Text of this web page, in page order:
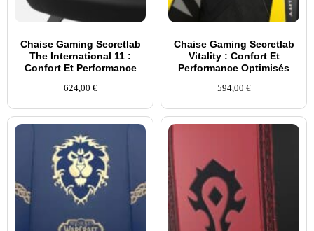
Chaise Gaming Secretlab
The International 11 :
Confort Et Performance
624,00 €
Chaise Gaming Secretlab
Vitality : Confort Et
Performance Optimisés
594,00 €